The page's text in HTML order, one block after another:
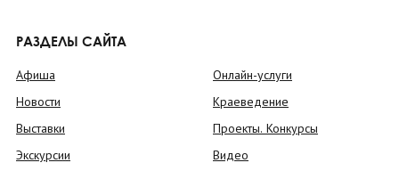
РАЗДЕЛЫ САЙТА
Афиша
Новости
Выставки
Экскурсии
Онлайн-услуги
Краеведение
Проекты. Конкурсы
Видео